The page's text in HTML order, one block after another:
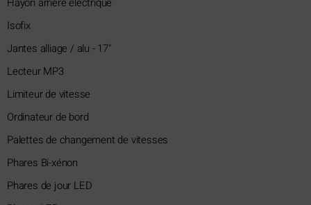
Isofix
Jantes alliage / alu - 17"
Lecteur MP3
Limiteur de vitesse
Ordinateur de bord
Palettes de changement de vitesses
Phares Bi-xénon
Phares de jour LED